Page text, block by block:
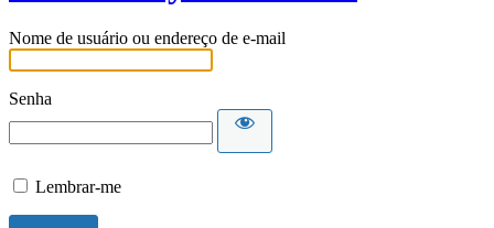
Nome de usuário ou endereço de e-mail
Senha
Lembrar-me